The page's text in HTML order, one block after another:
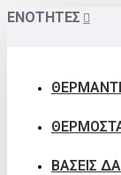
ΕΝΟΤΗΤΕΣ
ΒΑΣΕΙΣ